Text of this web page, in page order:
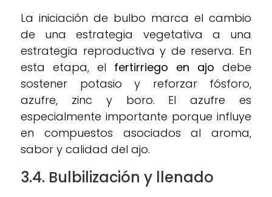
La iniciación de bulbo marca el cambio
de una estrategia vegetativa a una
estrategia reproductiva y de reserva. En
esta etapa, el fertirriego en ajo debe
sostener potasio y reforzar fósforo,
azufre, zinc y boro. El azufre es
especialmente importante porque influye
en compuestos asociados al aroma,
sabor y calidad del ajo.
3.4. Bulbilización y llenado